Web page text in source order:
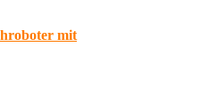
mit